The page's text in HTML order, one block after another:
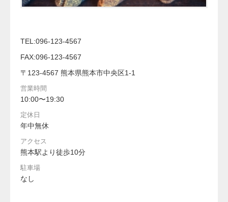
TEL:096-123-4567
FAX:096-123-4567
〒123-4567 熊本県熊本市中央区1-1
営業時間
10:00〜19:30
定休日
年中無休
アクセス
熊本駅より徒歩10分
駐車場
なし